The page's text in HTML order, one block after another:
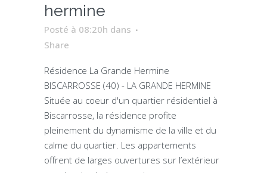
hermine
Posté à 08:20h dans
Share
Résidence La Grande Hermine
BISCARROSSE (40) - LA GRANDE HERMINE
Située au coeur d'un quartier résidentiel à
Biscarrosse, la résidence profite
pleinement du dynamisme de la ville et du
calme du quartier. Les appartements
offrent de larges ouvertures sur l’extérieur